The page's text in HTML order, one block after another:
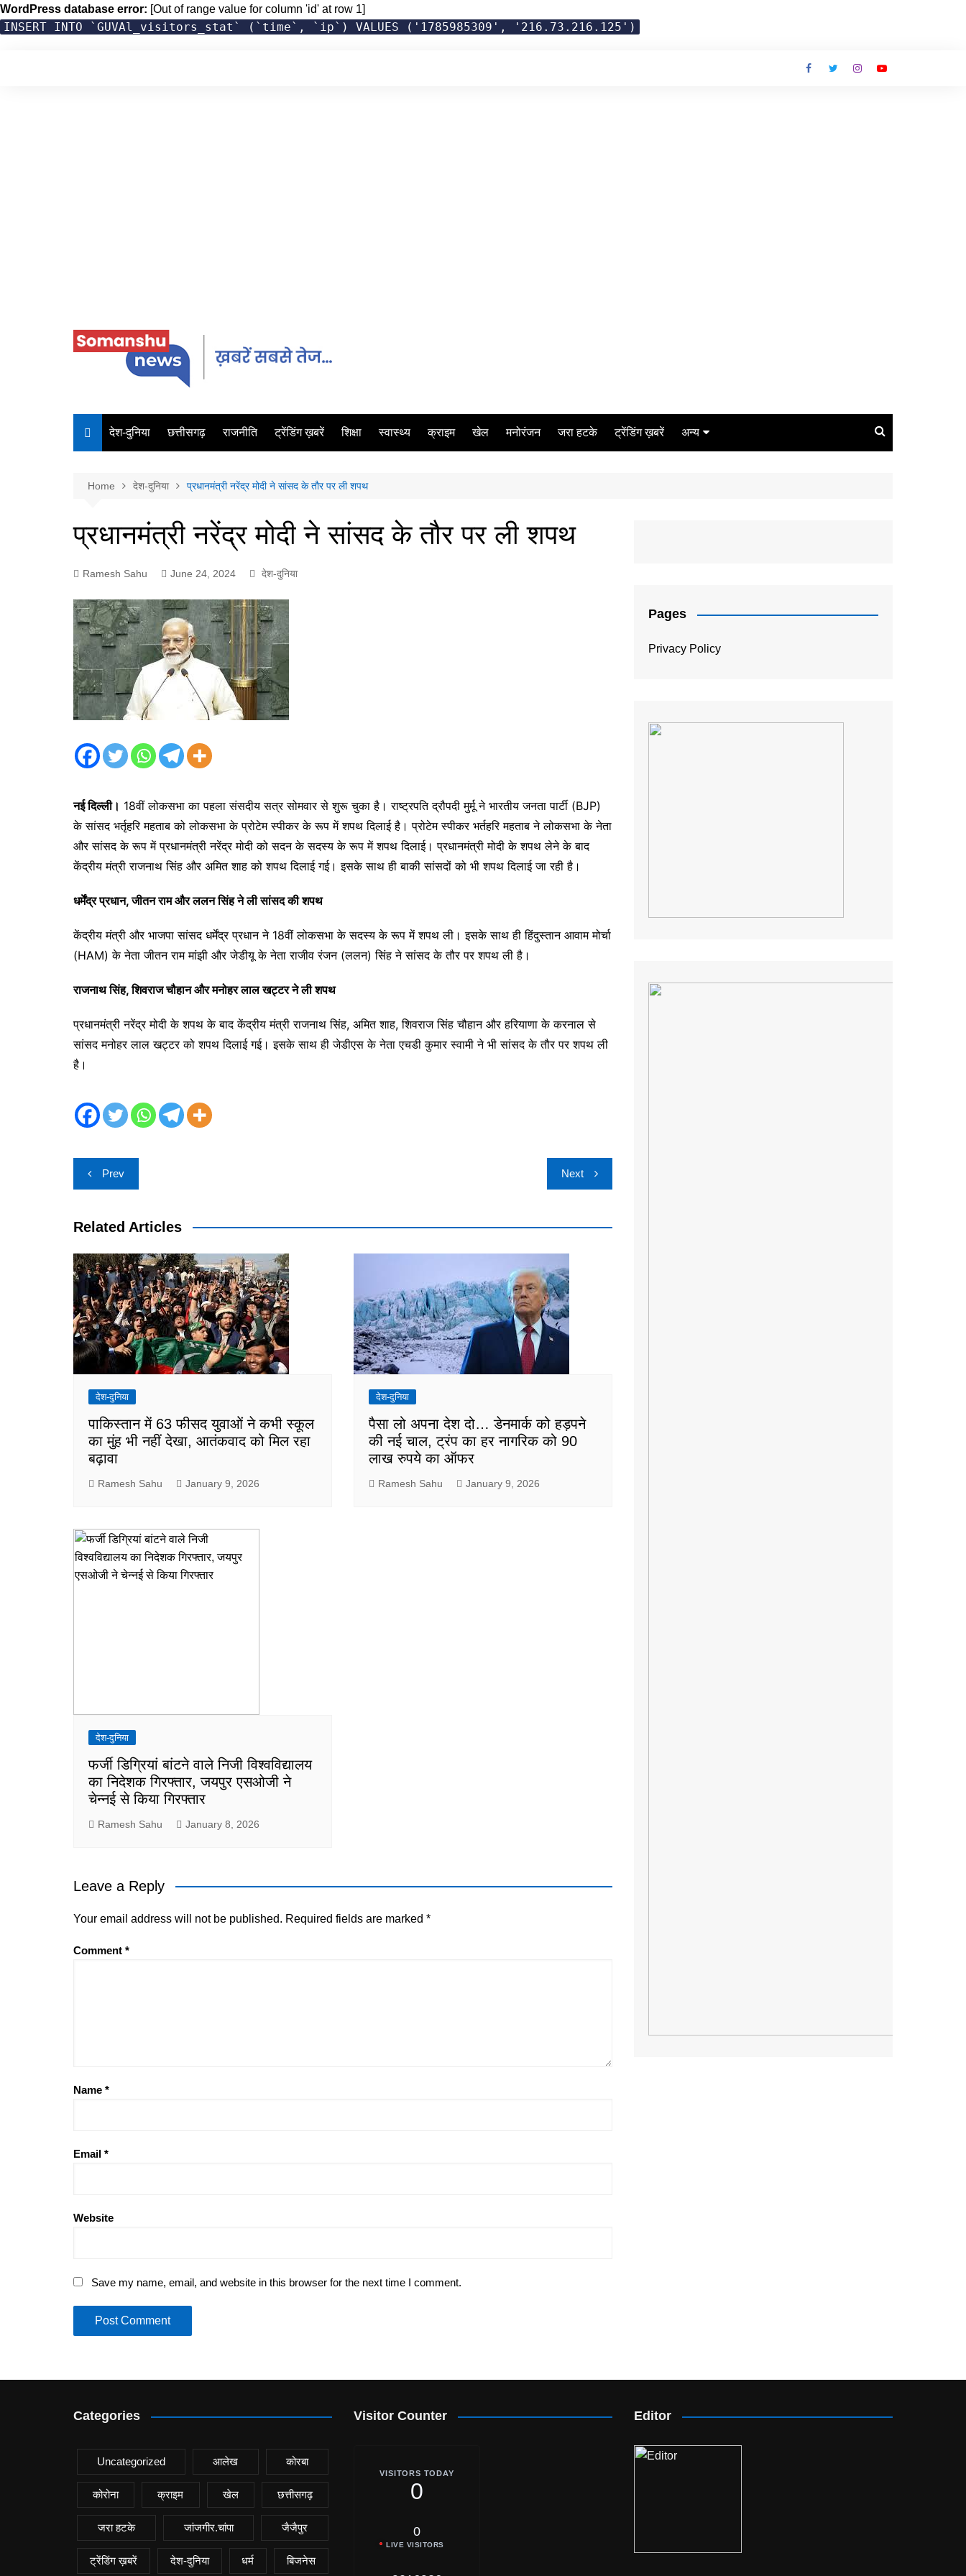
WordPress database error: [Out of range value for column 'id' at row 1]
INSERT INTO `GUVAl_visitors_stat` (`time`, `ip`) VALUES ('1785985309', '216.73.216.125')
देश-दुनिया छत्तीसगढ़ राजनीति ट्रेंडिंग ख़बरें शिक्षा स्वास्थ्य क्राइम खेल मनोरंजन जरा हटके ट्रेंडिंग ख़बरें अन्य
Home देश-दुनिया प्रधानमंत्री नरेंद्र मोदी ने सांसद के तौर पर ली शपथ
प्रधानमंत्री नरेंद्र मोदी ने सांसद के तौर पर ली शपथ
Ramesh Sahu June 24, 2024 देश-दुनिया
नई दिल्ली। 18वीं लोकसभा का पहला संसदीय सत्र सोमवार से शुरू चुका है। राष्ट्रपति द्रौपदी मुर्मू ने भारतीय जनता पार्टी (BJP)
के सांसद भर्तृहरि महताब को लोकसभा के प्रोटेम स्पीकर के रूप में शपथ दिलाई है। प्रोटेम स्पीकर भर्तहरि महताब ने लोकसभा के नेता
और सांसद के रूप में प्रधानमंत्री नरेंद्र मोदी को सदन के सदस्य के रूप में शपथ दिलाई। प्रधानमंत्री मोदी के शपथ लेने के बाद
केंद्रीय मंत्री राजनाथ सिंह और अमित शाह को शपथ दिलाई गई। इसके साथ ही बाकी सांसदों को भी शपथ दिलाई जा रही है।
धर्मेंद्र प्रधान, जीतन राम और ललन सिंह ने ली सांसद की शपथ
केंद्रीय मंत्री और भाजपा सांसद धर्मेंद्र प्रधान ने 18वीं लोकसभा के सदस्य के रूप में शपथ ली। इसके साथ ही हिंदुस्तान आवाम मोर्चा
(HAM) के नेता जीतन राम मांझी और जेडीयू के नेता राजीव रंजन (ललन) सिंह ने सांसद के तौर पर शपथ ली है।
राजनाथ सिंह, शिवराज चौहान और मनोहर लाल खट्टर ने ली शपथ
प्रधानमंत्री नरेंद्र मोदी के शपथ के बाद केंद्रीय मंत्री राजनाथ सिंह, अमित शाह, शिवराज सिंह चौहान और हरियाणा के करनाल से
सांसद मनोहर लाल खट्टर को शपथ दिलाई गई। इसके साथ ही जेडीएस के नेता एचडी कुमार स्वामी ने भी सांसद के तौर पर शपथ ली
है।
Post
navigation
Prev Next
Related Articles
देश-दुनिया
पाकिस्तान में 63 फीसद युवाओं ने कभी स्कूल
का मुंह भी नहीं देखा, आतंकवाद को मिल रहा
बढ़ावा
Ramesh Sahu January 9, 2026
देश-दुनिया
पैसा लो अपना देश दो… डेनमार्क को हड़पने
की नई चाल, ट्रंप का हर नागरिक को 90
लाख रुपये का ऑफर
Ramesh Sahu January 9, 2026
देश-दुनिया
फर्जी डिग्रियां बांटने वाले निजी विश्वविद्यालय
का निदेशक गिरफ्तार, जयपुर एसओजी ने
चेन्नई से किया गिरफ्तार
Ramesh Sahu January 8, 2026
Leave a Reply
Your email address will not be published. Required fields are marked *
Comment *
Name *
Email *
Website
Save my name, email, and website in this browser for the next time I comment.
Pages
Privacy Policy
Categories
Uncategorized आलेख कोरबा
कोरोना क्राइम खेल छत्तीसगढ़
जरा हटके जांजगीर.चांपा जैजैपुर
ट्रेंडिंग ख़बरें देश-दुनिया धर्म बिजनेस
Visitor Counter
VISITORS TODAY
0
0
LIVE VISITORS
Editor